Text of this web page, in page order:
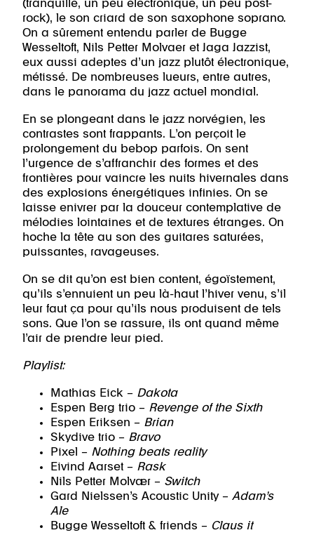
(tranquille, un peu électronique, un peu post-
rock), le son criard de son saxophone soprano.
On a sûrement entendu parler de Bugge
Wesseltoft, Nils Petter Molvaer et Jaga Jazzist,
eux aussi adeptes d’un jazz plutôt électronique,
métissé. De nombreuses lueurs, entre autres,
dans le panorama du jazz actuel mondial.
En se plongeant dans le jazz norvégien, les
contrastes sont frappants. L’on perçoit le
prolongement du bebop parfois. On sent
l’urgence de s’affranchir des formes et des
frontières pour vaincre les nuits hivernales dans
des explosions énergétiques infinies. On se
laisse enivrer par la douceur contemplative de
mélodies lointaines et de textures étranges. On
hoche la tête au son des guitares saturées,
puissantes, ravageuses.
On se dit qu’on est bien content, égoïstement,
qu’ils s’ennuient un peu là-haut l’hiver venu, s’il
leur faut ça pour qu’ils nous produisent de tels
sons. Que l’on se rassure, ils ont quand même
l’air de prendre leur pied.
Playlist:
Mathias Eick – Dakota
Espen Berg trio – Revenge of the Sixth
Espen Eriksen – Brian
Skydive trio – Bravo
Pixel – Nothing beats reality
Eivind Aarset – Rask
Nils Petter Molvær – Switch
Gard Nielssen’s Acoustic Unity – Adam’s
Ale
Bugge Wesseltoft & friends – Claus it